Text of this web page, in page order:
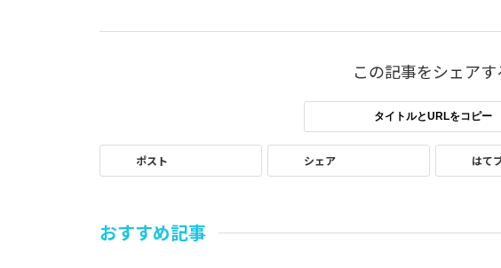
この記事をシェアす
タイトルとURLをコピー
ポスト シェア はて
おすすめ記事